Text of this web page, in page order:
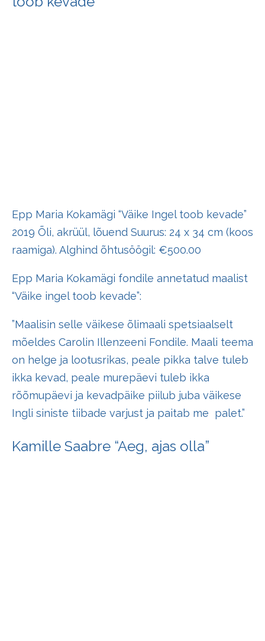
Epp Maria Kokamägi “Väike Ingel toob kevade”
2019 Õli, akrüül, lõuend Suurus: 24 x 34 cm (koos
raamiga). Alghind õhtusöögil: €500.00
Epp Maria Kokamägi fondile annetatud maalist
“Väike ingel toob kevade”:
”Maalisin selle väikese õlimaali spetsiaalselt
mõeldes Carolin Illenzeeni Fondile. Maali teema
on helge ja lootusrikas, peale pikka talve tuleb
ikka kevad, peale murepäevi tuleb ikka
rõõmupäevi ja kevadpäike piilub juba väikese
Ingli siniste tiibade varjust ja paitab me palet.”
Kamille Saabre “Aeg, ajas olla”